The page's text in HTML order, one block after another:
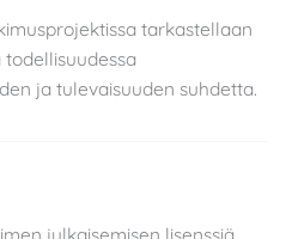
tarkastellaan
ja tulevaisuuden suhdetta.
julkaisemisen lisenssiä